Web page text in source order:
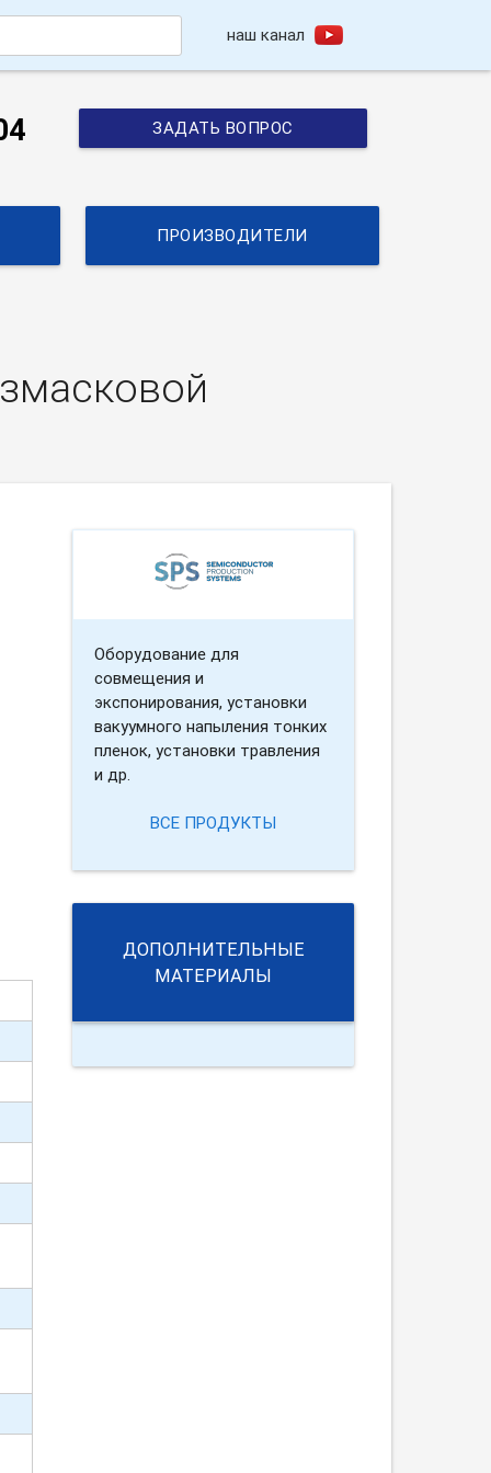
наш канал
ЗАДАТЬ ВОПРОС
ПРОИЗВОДИТЕЛИ
Оборудование для
совмещения и
экспонирования, установки
вакуумного напыления тонких
пленок, установки травления
и др.
ВСЕ ПРОДУКТЫ
ДОПОЛНИТЕЛЬНЫЕ
МАТЕРИАЛЫ